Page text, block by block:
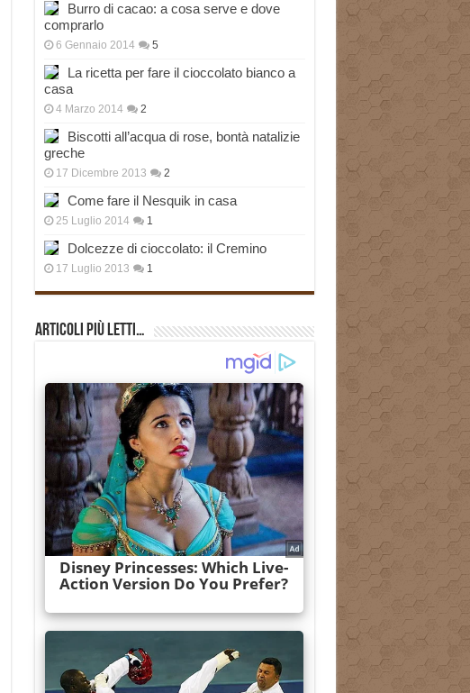
Burro di cacao: a cosa serve e dove
comprarlo
6 Gennaio 2014 5
La ricetta per fare il cioccolato bianco a
casa
4 Marzo 2014 2
Biscotti all’acqua di rose, bontà natalizie
greche
17 Dicembre 2013 2
Come fare il Nesquik in casa
25 Luglio 2014 1
Dolcezze di cioccolato: il Cremino
17 Luglio 2013 1
Articoli più Letti…